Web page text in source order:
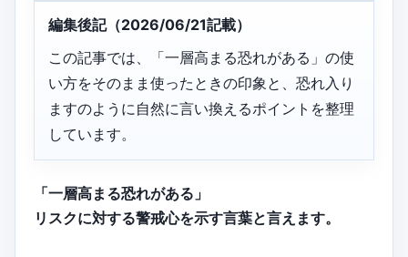
編集後記（2026/06/21記載）
この記事では、「一層高まる恐れがある」の使
い方をそのまま使ったときの印象と、恐れ入り
ますのように自然に言い換えるポイントを整理
しています。
「一層高まる恐れがある」
リスクに対する警戒心を示す言葉と言えます。